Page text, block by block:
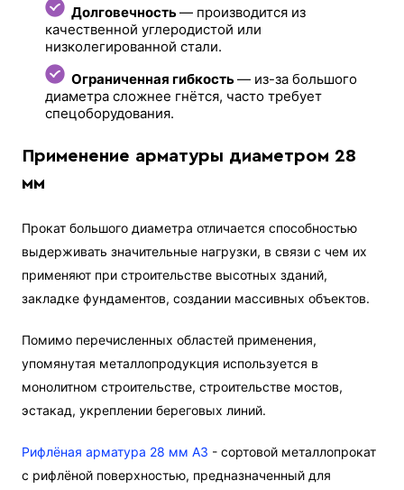
Долговечность— производится из
качественной углеродистой или
низколегированной стали.
Ограниченная гибкость— из-за большого
диаметра сложнее гнётся, часто требует
спецоборудования.
Применение арматуры диаметром 28
мм
Прокат большого диаметра отличается способностью
выдерживать значительные нагрузки, в связи с чем их
применяют при строительстве высотных зданий,
закладке фундаментов, создании массивных объектов.
Помимо перечисленных областей применения,
упомянутая металлопродукция используется в
монолитном строительстве, строительстве мостов,
эстакад, укреплении береговых линий.
Рифлёная арматура 28 мм А3 - сортовой металлопрокат
с рифлёной поверхностью, предназначенный для